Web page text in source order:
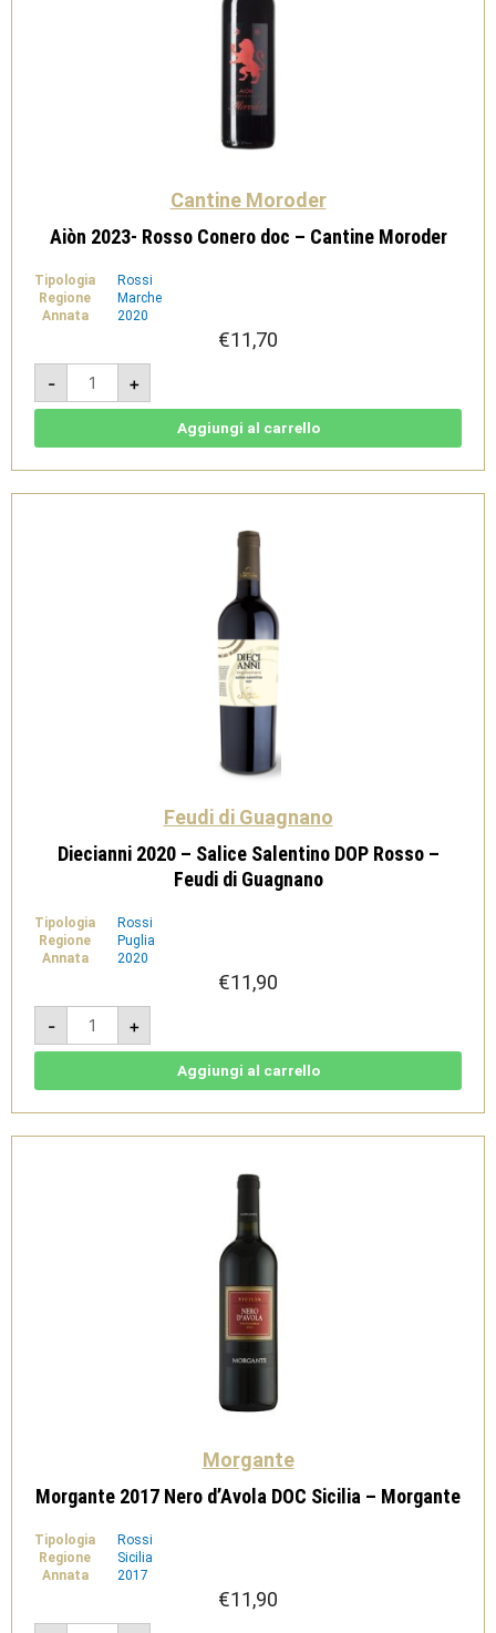
Cantine Moroder
Aiòn 2023- Rosso Conero doc – Cantine Moroder
Tipologia
Rossi
Regione
Marche
Annata
2020
€11,70
-
Aiòn
2023-
Rosso
Conero
Moroder
+
Aggiungi al carrello
Feudi di Guagnano
Diecianni 2020 – Salice Salentino DOP Rosso –
Feudi di Guagnano
Tipologia
Rossi
Regione
Puglia
Annata
2020
€11,90
-
Diecianni
2020
-
Salice
-
di
+
Aggiungi al carrello
Morgante
Morgante 2017 Nero d’Avola DOC Sicilia – Morgante
Tipologia
Rossi
Regione
Sicilia
Annata
2017
€11,90
Morgante